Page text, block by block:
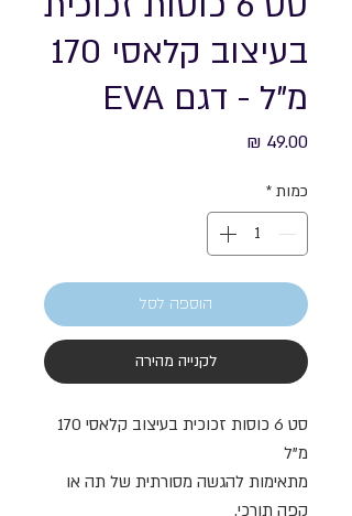
בעיצוב קלאסי 170
מ"ל - דגם EVA
כמות *
הוספה לסל
לקנייה מהירה
סט 6 כוסות זכוכית בעיצוב קלאסי 170
מ"ל
מתאימות להגשה מסורתית של תה או
קפה תורכי.